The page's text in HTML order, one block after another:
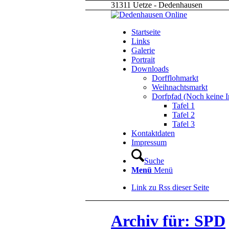
31311 Uetze - Dedenhausen
Startseite
Links
Galerie
Portrait
Downloads
Dorfflohmarkt
Weihnachtsmarkt
Dorfpfad (Noch keine
Tafel 1
Tafel 2
Tafel 3
Kontaktdaten
Impressum
Suche
Menü Menü
Link zu Rss dieser Seite
Archiv für: SPD